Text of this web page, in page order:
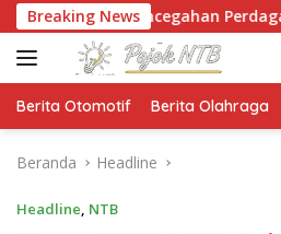
Langsung
ke
konten
Breaking NewsPerdagangan Orang
Berita Otomotif Berita Olahraga
Beranda Headline
Headline, NTB